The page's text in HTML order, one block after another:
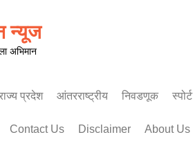
न्यूज
अभिमान
प्रदेश
पश्चिम महाराष्ट्र
आंतरराष्ट्रीय निवडणूक स्पोर्ट
Contact Us Disclaimer About Us